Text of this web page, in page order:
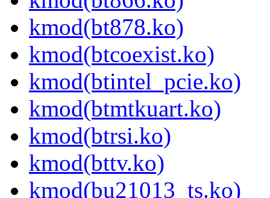
kmod(bt878.ko)
kmod(btcoexist.ko)
kmod(btintel_pcie.ko)
kmod(btmtkuart.ko)
kmod(btrsi.ko)
kmod(bttv.ko)
kmod(bu21013_ts.ko)